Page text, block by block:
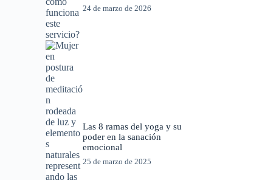
24 de marzo de 2026
Las 8 ramas del yoga y su
poder en la sanación
emocional
25 de marzo de 2025